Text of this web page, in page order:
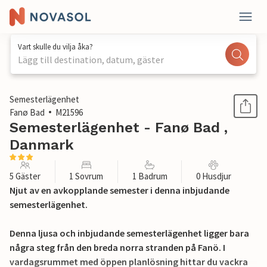
Vart skulle du vilja åka?
Lägg till destination, datum, gäster
1 / 17
Semesterlägenhet
Fanø Bad
M21596
Semesterlägenhet - Fanø Bad ,
Danmark
5 Gäster 1 Sovrum 1 Badrum 0 Husdjur
Njut av en avkopplande semester i denna inbjudande
semesterlägenhet.
Denna ljusa och inbjudande semesterlägenhet ligger bara
några steg från den breda norra stranden på Fanö. I
vardagsrummet med öppen planlösning hittar du vackra